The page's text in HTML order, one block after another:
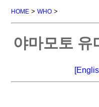
HOME >WHO >
야마모토 유